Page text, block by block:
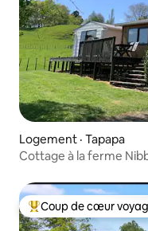
Logement · Tapapa
Cottage à la ferme
Coup de cœur
Coup de cœur